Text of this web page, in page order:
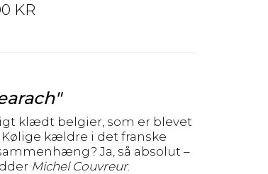
KR
klædt belgier, som er blevet
kældre i det franske
Ja, så absolut –
Michel Couvreur.